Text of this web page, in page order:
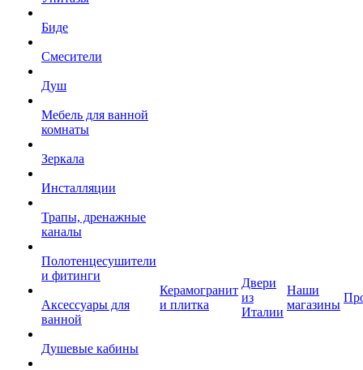
Биде
Смесители
Душ
Мебель для ванной
комнаты
Зеркала
Инсталляции
Трапы, дренажные
каналы
Полотенцесушители
и фитинги
Аксессуары для
ванной
Душевые кабины
Керамогранит
и плитка
Двери
из
Италии
Наши
магазины